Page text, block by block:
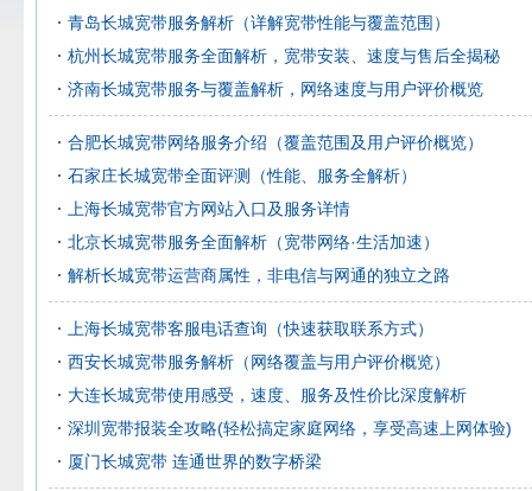
青岛长城宽带服务解析（详解宽带性能与覆盖范围）
杭州长城宽带服务全面解析，宽带安装、速度与售后全揭秘
济南长城宽带服务与覆盖解析，网络速度与用户评价概览
合肥长城宽带网络服务介绍（覆盖范围及用户评价概览）
石家庄长城宽带全面评测（性能、服务全解析）
上海长城宽带官方网站入口及服务详情
北京长城宽带服务全面解析（宽带网络·生活加速）
解析长城宽带运营商属性，非电信与网通的独立之路
上海长城宽带客服电话查询（快速获取联系方式）
西安长城宽带服务解析（网络覆盖与用户评价概览）
大连长城宽带使用感受，速度、服务及性价比深度解析
深圳宽带报装全攻略(轻松搞定家庭网络，享受高速上网体验)
厦门长城宽带 连通世界的数字桥梁